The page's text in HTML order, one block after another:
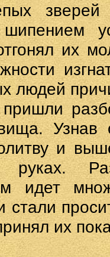
их
людей
пришли
и
идет
стали
их